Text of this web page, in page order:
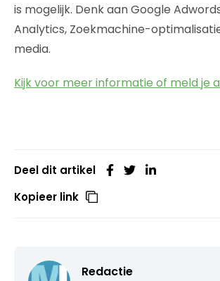
is mogelijk. Denk aan Google
Analytics, Zoekmachine-
media.
Kijk voor meer informatie of meld je
Deel dit artikel
Kopieer link
Redactie